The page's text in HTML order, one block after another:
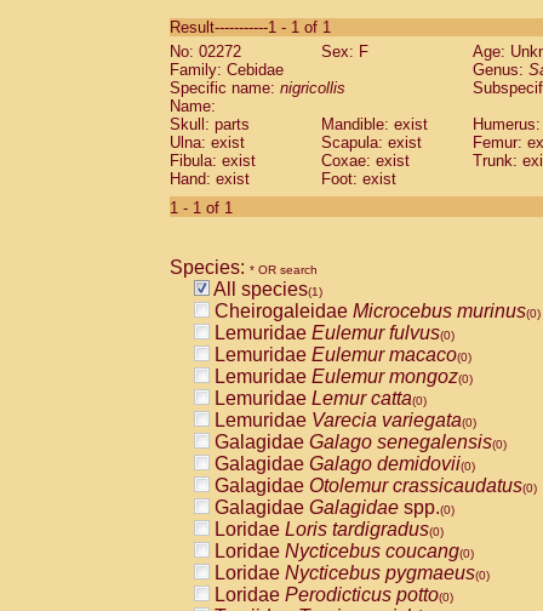
CebidaeSaguinus labiatus(0)
Cebidae Saguinus leucopus (0)
Cebidae
CebidaeSaguinus mystax
Cebidae Saguinus nigricollis (1)
Cebidae Saguinus oedipus
Cebidae Saguinus weddelli
Cebidae Saguinusspp.
Cebidae
CebidaeCebus capucinus
CebidaeCebus nigrivittatus
CebidaeCebus spp.(0)
CebidaeSaimiri boliviensis(0)
CebidaeSaimiri sciureus(0)
AtelidaeAlouatta caraya(0)
AtelidaeAlouatta fusca(0)
AtelidaeAlouatta seniculus(0)
AtelidaeAlouattaspp.(0)
AtelidaeAteles belzebuth(0)
AtelidaeAteles geoffroyi(0)
AtelidaeAteles paniscus(0)
AtelidaeAtelesspp.(0)
AtelidaeLagothrix lagothricha(0)
AtelidaeLagothrix lagothricha cana
PitheciidaeCacajao calvus
Result-----------1 - 1 of 1
No: 02272
Sex: F
Age:
Family: Cebidae
Genus:
Specific name: nigricollis
Name:
Skull: parts
Mandible: exist
Ulna: exist
Scapula: exist
Femur:
Fibula: exist
Coxae: exist
Trunk:
Hand: exist
Foot: exist
1 - 1 of 1
Species: * OR search
All species(1)
Cheirogaleidae Microcebus murinus(0)
Lemuridae Eulemur fulvus(0)
Lemuridae Eulemur macaco(0)
Lemuridae Eulemur mongoz(0)
Lemuridae Lemur catta(0)
Lemuridae Varecia variegata(0)
Galagidae Galago senegalensis(0)
Galagidae Galago demidovii(0)
Galagidae Otolemur crassicaudatus(0)
Galagidae Galagidae spp.(0)
Loridae Loris tardigradus(0)
Loridae Nycticebus coucang(0)
Loridae Nycticebus pygmaeus(0)
Loridae Perodicticus potto(0)